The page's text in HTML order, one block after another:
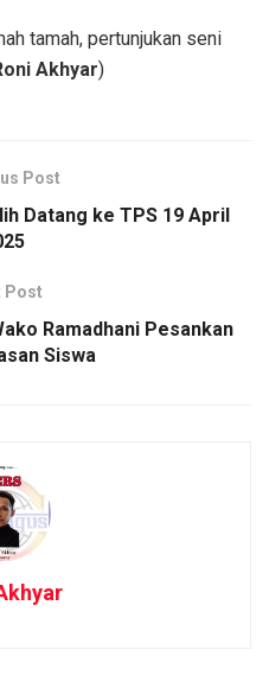
tamah, pertunjukan seni
Akhyar)
Post
Datang ke TPS 19 April
Post
Ramadhani Pesankan
Siswa